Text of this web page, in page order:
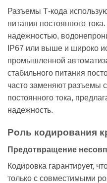
Разъемы Т-кода
питания постоянного
надежностью,
IP67 или выше и широко
промышленной
стабильного питания
часто заменяют разъемы
постоянного тока,
надежность.
Роль кодирования
Предотвращение
Кодировка гарантирует,
только с совместимыми